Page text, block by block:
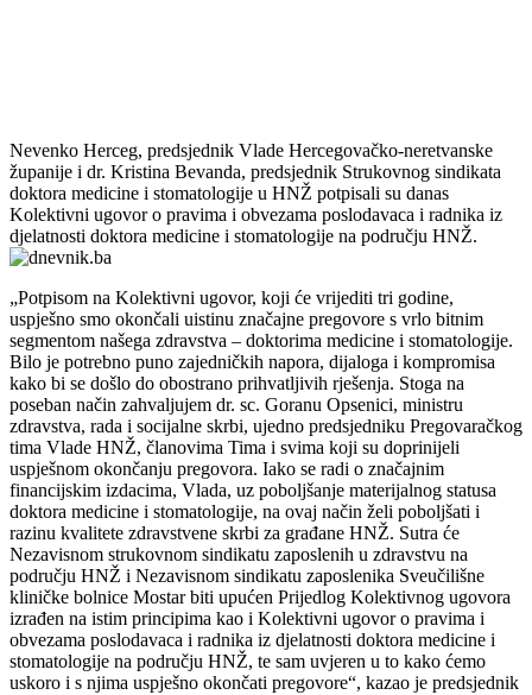
Nevenko Herceg, predsjednik Vlade Hercegovačko-neretvanske
županije i dr. Kristina Bevanda, predsjednik Strukovnog sindikata
doktora medicine i stomatologije u HNŽ potpisali su danas
Kolektivni ugovor o pravima i obvezama poslodavaca i radnika iz
djelatnosti doktora medicine i stomatologije na području HNŽ.
„Potpisom na Kolektivni ugovor, koji će vrijediti tri godine,
uspješno smo okončali uistinu značajne pregovore s vrlo bitnim
segmentom našega zdravstva – doktorima medicine i stomatologije.
Bilo je potrebno puno zajedničkih napora, dijaloga i kompromisa
kako bi se došlo do obostrano prihvatljivih rješenja. Stoga na
poseban način zahvaljujem dr. sc. Goranu Opsenici, ministru
zdravstva, rada i socijalne skrbi, ujedno predsjedniku Pregovaračkog
tima Vlade HNŽ, članovima Tima i svima koji su doprinijeli
uspješnom okončanju pregovora. Iako se radi o značajnim
financijskim izdacima, Vlada, uz poboljšanje materijalnog statusa
doktora medicine i stomatologije, na ovaj način želi poboljšati i
razinu kvalitete zdravstvene skrbi za građane HNŽ. Sutra će
Nezavisnom strukovnom sindikatu zaposlenih u zdravstvu na
području HNŽ i Nezavisnom sindikatu zaposlenika Sveučilišne
kliničke bolnice Mostar biti upućen Prijedlog Kolektivnog ugovora
izrađen na istim principima kao i Kolektivni ugovor o pravima i
obvezama poslodavaca i radnika iz djelatnosti doktora medicine i
stomatologije na području HNŽ, te sam uvjeren u to kako ćemo
uskoro i s njima uspješno okončati pregovore“, kazao je predsjednik